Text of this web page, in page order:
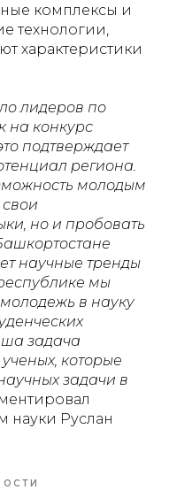
комплексы и
технологии,
характеристики
лидеров по
на конкурс
подтверждает
региона.
молодым
но и пробовать
научные тренды
мы
в науку
задача
которые
задачи в
науки Руслан